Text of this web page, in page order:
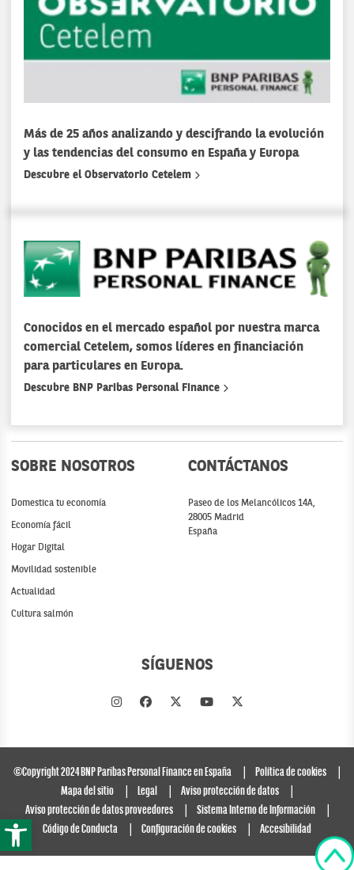
Abrir barra de herramientas
Más de 25 años analizando y descifrando la evolución
y las tendencias del consumo en España y Europa
Descubre el Observatorio Cetelem
Conocidos en el mercado español por nuestra marca
comercial Cetelem, somos líderes en financiación
para particulares en Europa.
Descubre BNP Paribas Personal Finance
SOBRE NOSOTROS
Domestica tu economía
Economía fácil
Hogar Digital
Movilidad sostenible
Actualidad
Cultura salmón
CONTÁCTANOS
Paseo de los Melancólicos 14A,
28005 Madrid
España
SÍGUENOS
©Copyright 2024 BNP Paribas Personal Finance en España
Política de cookies
Mapa del sitio
Legal
Aviso protección de datos
Aviso protección de datos proveedores
Sistema Interno de Información
Código de Conducta
Configuración de cookies Accesibilidad